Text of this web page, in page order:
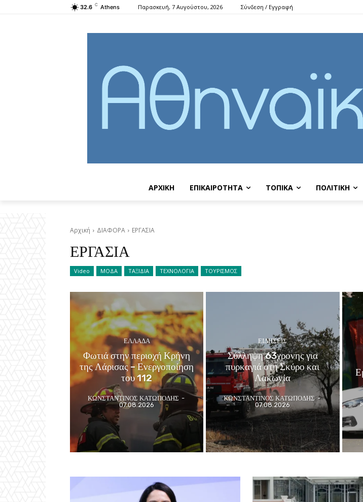
32.6 C Athens Παρασκευή, 7 Αυγούστου, 2026 Σύνδεση / Εγγραφή
ΑΡΧΙΚΗ ΕΠΙΚΑΙΡΟΤΗΤΑ ΤΟΠΙΚΑ ΠΟΛΙΤΙΚΗ
Αρχική ΔΙΑΦΟΡΑ ΕΡΓΑΣΙΑ
ΕΡΓΑΣΙΑ
Video ΜΟΔΑ ΤΑΞΙΔΙΑ ΤΕΧΝΟΛΟΓΙΑ ΤΟΥΡΙΣΜΟΣ
ΕΛΛΑΔΑ
Φωτιά στην περιοχή Κρήνη
της Λάρισας – Ενεργοποίηση
του 112
ΚΩΝΣΤΑΝΤΙΝΟΣ ΚΑΤΩΠΟΔΗΣ -
07.08.2026
ΕΙΔΗΣΕΙΣ
Σύλληψη 63χρονης για
πυρκαγιά στη Σκύρο και
Λακωνία
ΚΩΝΣΤΑΝΤΙΝΟΣ ΚΑΤΩΠΟΔΗΣ -
07.08.2026